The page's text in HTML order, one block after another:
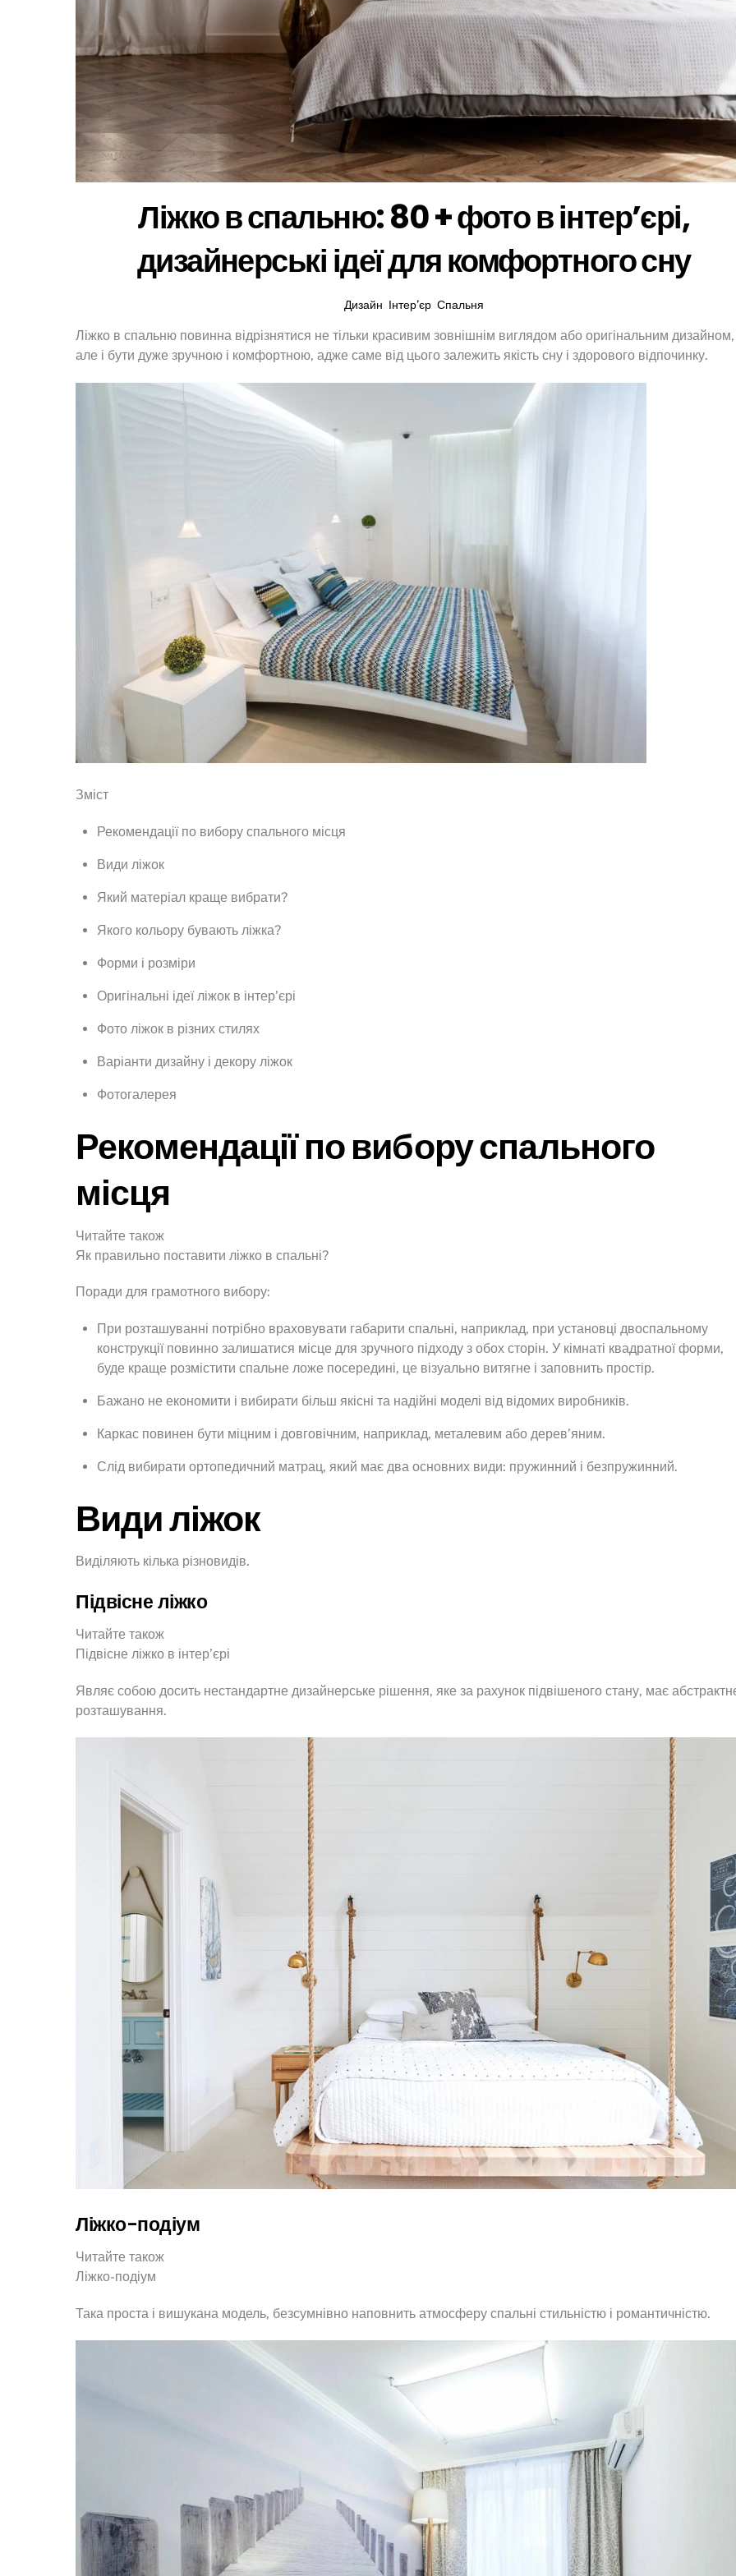
Ліжко в спальню: 80 + фото в інтер’єрі,
дизайнерські ідеї для комфортного сну
Дизайн Інтер’єр, Спальня
Ліжко в спальню повинна відрізнятися не тільки красивим зовнішнім виглядом або оригінальним дизайном,
але і бути дуже зручною і комфортною, адже саме від цього залежить якість сну і здорового відпочинку.
Зміст
Рекомендації по вибору спального місця
Види ліжок
Який матеріал краще вибрати?
Якого кольору бувають ліжка?
Форми і розміри
Оригінальні ідеї ліжок в інтер’єрі
Фото ліжок в різних стилях
Варіанти дизайну і декору ліжок
Фотогалерея
Рекомендації по вибору спального
місця
Читайте також
Як правильно поставити ліжко в спальні?
Поради для грамотного вибору:
При розташуванні потрібно враховувати габарити спальні, наприклад, при установці двоспальному
конструкції повинно залишатися місце для зручного підходу з обох сторін. У кімнаті квадратної форми,
буде краще розмістити спальне ложе посередині, це візуально витягне і заповнить простір.
Бажано не економити і вибирати більш якісні та надійні моделі від відомих виробників.
Каркас повинен бути міцним і довговічним, наприклад, металевим або дерев’яним.
Слід вибирати ортопедичний матрац, який має два основних види: пружинний і безпружинний.
Види ліжок
Виділяють кілька різновидів.
Підвісне ліжко
Читайте також
Підвісне ліжко в інтер’єрі
Являє собою досить нестандартне дизайнерське рішення, яке за рахунок підвішеного стану, має
розташування.
Ліжко-подіум
Читайте також
Ліжко-подіум
Така проста і вишукана модель, безсумнівно наповнить атмосферу спальні стильністю і романтичністю.